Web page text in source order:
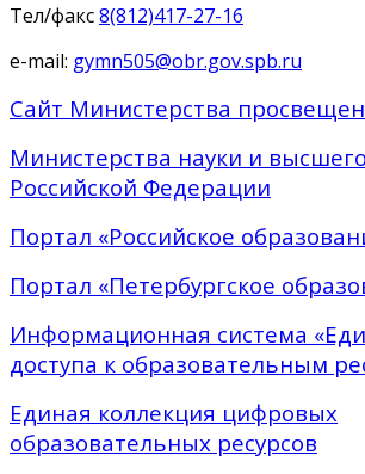
Тел/факс8(812)417-27-16
e-mail: gymn505@obr.gov.spb.ru
Сайт Министерства
Министерства науки и
Российской Федерации
Портал «Российское
Портал «Петербургское
Информационная система
доступа к образовательным
Единая коллекция цифровых
образовательных ресурсов